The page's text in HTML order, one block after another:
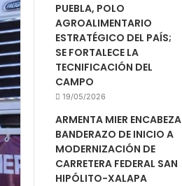
PUEBLA, POLO
AGROALIMENTARIO
ESTRATÉGICO DEL PAÍS;
SE FORTALECE LA
TECNIFICACIÓN DEL
CAMPO
19/05/2026
ARMENTA MIER ENCABEZA
BANDERAZO DE INICIO A
MODERNIZACIÓN DE
CARRETERA FEDERAL SAN
HIPÓLITO-XALAPA